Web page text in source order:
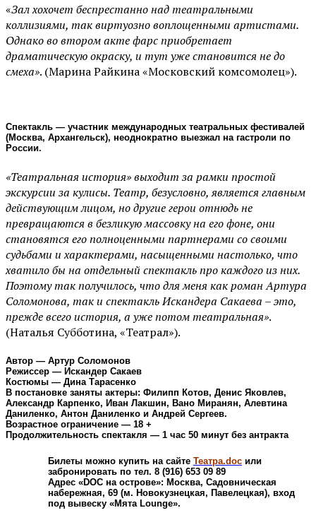
«Зал хохочет беспрестанно над театральными
коллизиями, так виртуозно воплощенными артистами.
Однако во втором акте фарс приобретает
драматическую окраску, и тут уже становится не до
смеха». (Марина Райкина «Московский комсомолец»).
Спектакль — участник международных театральных фестивалей
(Москва, Архангельск), неоднократно выезжал на гастроли по
России.
«Театральная история» выходит за рамки простой
экскурсии за кулисы. Театр, безусловно, является главным
действующим лицом, но другие герои отнюдь не
превращаются в безликую массовку на его фоне, они
становятся его полноценными партнерами со своими
судьбами и характерами, насыщенными настолько, что
хватило бы на отдельный спектакль про каждого из них.
Поэтому так получилось, что для меня как роман Артура
Соломонова, так и спектакль Искандера Сакаева – это,
прежде всего история, а уже потом театральная».
(Наталья Субботина, «Театрал»).
Автор — Артур Соломонов
Режиссер — Искандер Сакаев
Костюмы — Дина Тарасенко
В постановке заняты актеры: Филипп Котов, Денис Яковлев,
Александр Карпенко, Иван Лакшин, Вано Миранян, Алевтина
Даниленко, Антон Даниленко и Андрей Сергеев.
Возрастное ограничение — 18 +
Продолжительность спектакля — 1 час 50 минут без антракта
Билеты можно купить на сайте Театра.doc или
забронировать по тел. 8 (916) 653 09 89
Адрес «DOC на острове»: Москва, Садовническая
набережная, 69 (м. Новокузнецкая, Павелецкая), вход
под вывеску «Мята Lounge».